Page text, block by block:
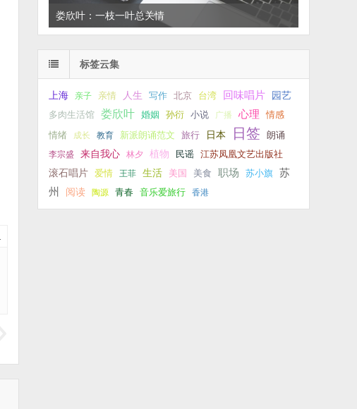
左叔：一生中还有多少个你
标签云集
上海 亲子 亲情 人生 写作 北京 台湾 回味唱片 园艺
多肉生活馆 娄欣叶 婚姻 孙衍 小说 广播 心理 情感
情绪 成长 教育 新派朗诵范文 旅行 日本 日签 朗诵
李宗盛 来自我心 林夕 植物 民谣
江苏凤凰文艺出版社
滚石唱片
爱情 王菲 生活 美国 美食 职场 苏小旗
苏
州
阅读 陶源 青春 音乐爱旅行 香港